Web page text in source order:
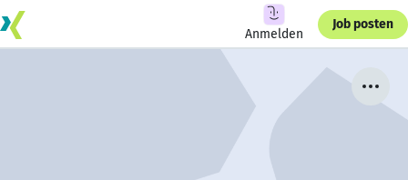
Anmelden
Job posten